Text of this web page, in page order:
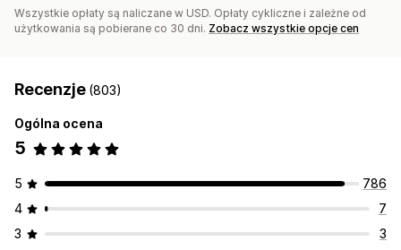
Wszystkie opłaty są naliczane w USD. Opłaty cykliczne i zależne od
użytkowania są pobierane co 30 dni. Zobacz wszystkie opcje cen
Recenzje (803)
Ogólna ocena
5
5
786
4
7
3
3